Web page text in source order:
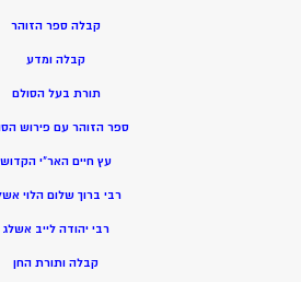
קבלה ספר הזוהר
קבלה ומדע
תורת בעל הסולם
ספר הזוהר עם פירוש
עץ חיים האר”י הקדוש
רבי ברוך שלום הלוי
רבי יהודה לייב אשלג
קבלה ותורת החן